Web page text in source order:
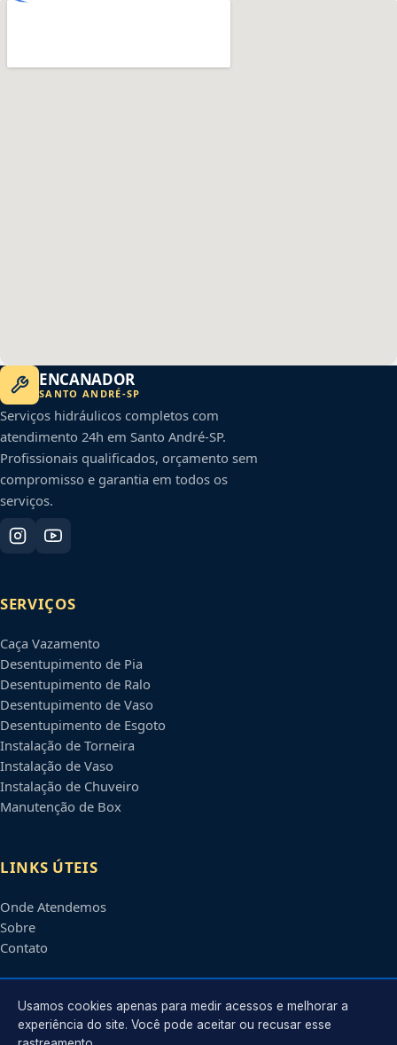
ENCANADOR
SANTO ANDRÉ-SP
Serviços hidráulicos completos com
atendimento 24h em Santo André-SP.
Profissionais qualificados, orçamento sem
compromisso e garantia em todos os
serviços.
SERVIÇOS
Caça Vazamento
Desentupimento de Pia
Desentupimento de Ralo
Desentupimento de Vaso
Desentupimento de Esgoto
Instalação de Torneira
Instalação de Vaso
Instalação de Chuveiro
Manutenção de Box
LINKS ÚTEIS
Onde Atendemos
Sobre
Contato
CONTATO
Usamos cookies apenas para medir acessos e melhorar a
experiência do site. Você pode aceitar ou recusar esse